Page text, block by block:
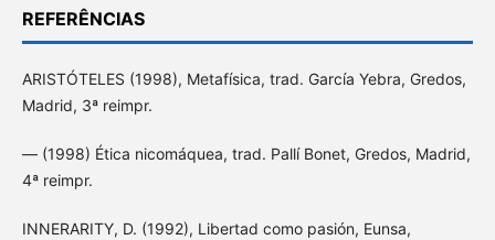
REFERÊNCIAS
ARISTÓTELES (1998), Metafísica, trad. García Yebra, Gredos,
Madrid, 3ª reimpr.
— (1998) Ética nicomáquea, trad. Pallí Bonet, Gredos, Madrid,
4ª reimpr.
INNERARITY, D. (1992), Libertad como pasión, Eunsa,